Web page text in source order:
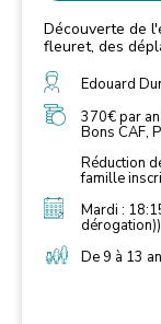
Découverte de l'escrime Initiation
fleuret, des
Edouard
370€ par
Bons CAF,
Réduction
famille
Mardi :
dérogation))
De 9 à 13